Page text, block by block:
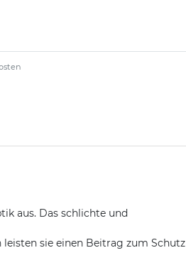
aus. Das schlichte und
sie einen Beitrag zum Schutz